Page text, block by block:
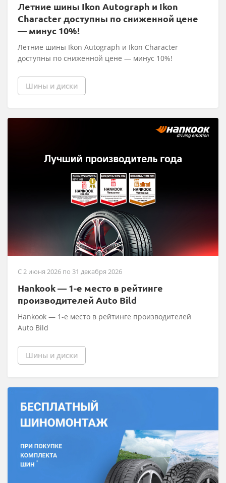
Летние шины Ikon Autograph и Ikon
Character доступны по сниженной цене
— минус 10%!
Летние шины Ikon Autograph и Ikon Character
доступны по сниженной цене — минус 10%!
Шины и диски
C 2 июня 2026 по 31 декабря 2026
Hankook — 1-е место в рейтинге
производителей Auto Bild
Hankook — 1-е место в рейтинге производителей
Auto Bild
Шины и диски